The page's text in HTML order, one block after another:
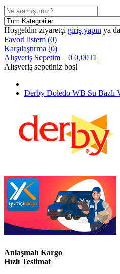
Hoşgeldin ziyaretçi giriş yapın ya da
Favori listem (0)
Karşılaştırma (0)
Alışveriş Sepetim
0 0,00TL
Alışveriş sepetiniz boş!
Derby Doledo WB Su Bazlı
Anlaşmalı Kargo
Hızlı Teslimat